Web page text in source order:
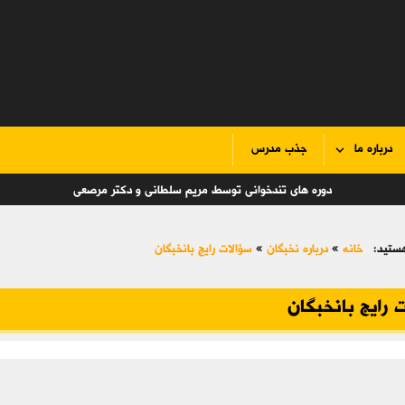
درباره ما جذب مدرس
دوره های تندخوانی توسط مریم سلطانی و دکتر مرصعی
خانه » درباره نخبگان » سؤالات رایج بانخبگان
رایج بانخبگان